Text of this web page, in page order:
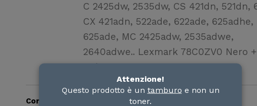
C 2425dw, 2535dw, CS 421dn, 521dn,
CX 421adn, 522ade, 622ade, 625adhe,
625ade, MC 2425adw, 2535adwe,
2640adwe.. Lexmark 78C0ZV0 Nero +
Colore
Consegna in 3-5 giorni lavorativi
Attenzione!
Questo prodotto è un tamburo e non un
toner.